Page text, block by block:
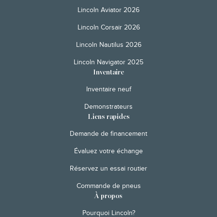
Lincoln Aviator 2026
Lincoln Corsair 2026
Lincoln Nautilus 2026
Lincoln Navigator 2025
Inventaire
Inventaire neuf
Demonstrateurs
Liens rapides
Demande de financement
Évaluez votre échange
Réservez un essai routier
Commande de pneus
À propos
Pourquoi Lincoln?